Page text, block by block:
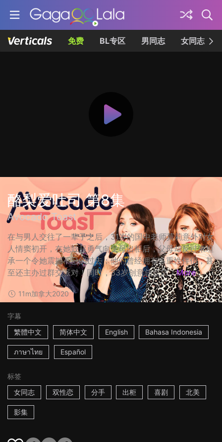
免费 BL专区 男同志 女同志
酪梨爱吐司 第8集
Avocado Toast
在与男人交往了一辈子之后，31岁的国中老师莫莉意外对女
人情窦初开，在她鼓起勇气向父母出柜后，父母却反过来坦
承一个令她震撼不已的过去：他们曾经拥有多重性伴侣，甚
至还主办过群交派对！同时，33岁创意总监艾... More
11m加拿大2020
字幕
繁體中文
简体中文 English Bahasa Indonesia
ภาษาไทย Español
标签
女同志
双性恋 分手 出柜 喜剧 北美
影集